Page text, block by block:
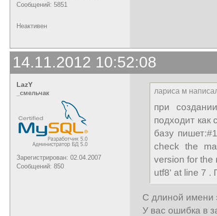
Сообщений: 5851
Неактивен
14.11.2012 10:52:08
LazY
_cмельчак
Зарегистрирован: 02.04.2007
Сообщений: 850
лариса м
при
подходит
базу
check the
version for the
utf8' at line 7 .
С длиной имени
У вас ошибка в